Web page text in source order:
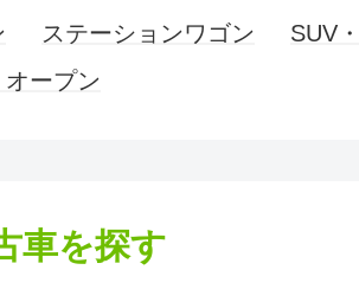
ステーションワゴン
SUV
オープン
車を探す